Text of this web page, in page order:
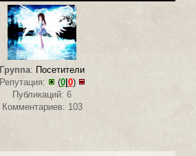
Группа: Посетители
Репутация:
(0| 0)
Публикаций: 6
Комментариев: 103